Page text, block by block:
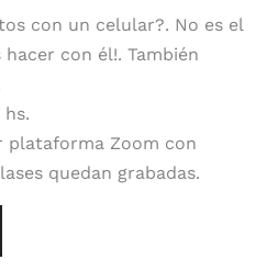
con un celular?. No es el
hacer con él!. También
hs.
plataforma Zoom con
quedan grabadas.